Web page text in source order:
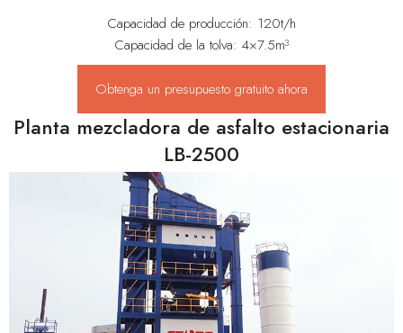
Capacidad de producción: 120t/h
Capacidad de la tolva: 4×7.5m³
Obtenga un presupuesto gratuito ahora
Planta mezcladora de asfalto estacionaria
LB-2500